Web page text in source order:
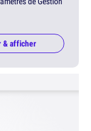
& afficher